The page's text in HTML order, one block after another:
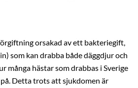
orsakad av ett bakteriegift,
som kan drabba både däggdjur och
många hästar som drabbas i Sverige
Detta trots att sjukdomen är